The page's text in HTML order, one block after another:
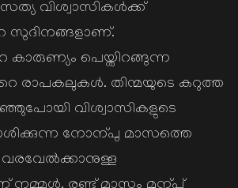
വിശ്വാസികള്‍ക്ക്
സുദിനങ്ങളാണ്.
കാരുണ്യം പെയ്തിറങ്ങുന്ന
രാപകലുകള്‍. തിന്മയുടെ കറുത്ത
വിശ്വാസികളുടെ
നോന്പു മാസത്തെ